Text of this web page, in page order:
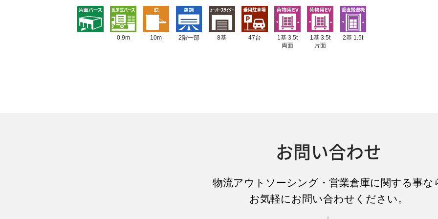
0.9m 10m 2階一部 8基 47台
1基 3.5t
両面
1基 3.5t
片面
2基 1.5t
お問い合わせ
物流アウトソーシング ・ 営業倉庫に関する事な
お気軽にお問い合わせください。